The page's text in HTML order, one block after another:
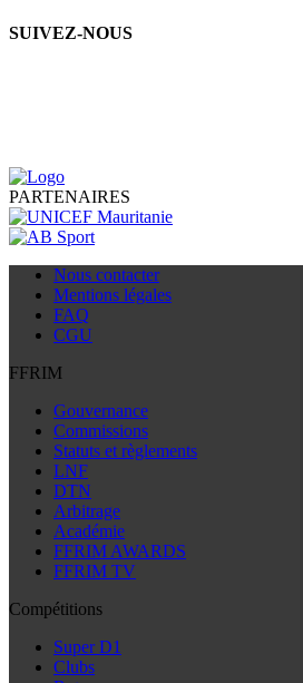
SUIVEZ-NOUS
PARTENAIRES
Nous contacter
Mentions légales
FAQ
CGU
FFRIM
Gouvernance
Commissions
Statuts et règlements
LNF
DTN
Arbitrage
Académie
FFRIM AWARDS
FFRIM TV
Compétitions
Super D1
Clubs